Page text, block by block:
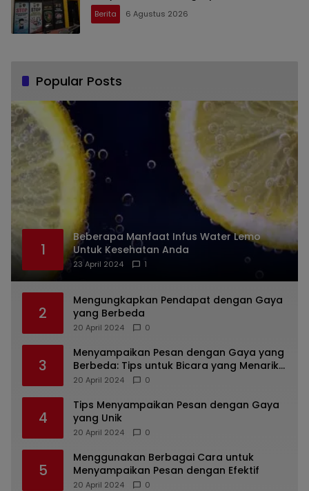
Berita 6 Agustus 2026
Popular Posts
1
Beberapa Manfaat Infus Water Lemo
Untuk Kesehatan Anda
23 April 2024 1
2
Mengungkapkan Pendapat dengan Gaya
yang Berbeda
20 April 2024 0
3
Menyampaikan Pesan dengan Gaya yang
Berbeda: Tips untuk Bicara yang Menarik
dan Unik
20 April 2024 0
4
Tips Menyampaikan Pesan dengan Gaya
yang Unik
20 April 2024 0
5
Menggunakan Berbagai Cara untuk
Menyampaikan Pesan dengan Efektif
20 April 2024 0